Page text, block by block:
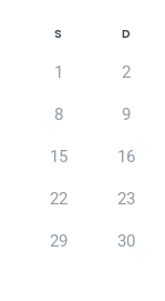
S D
1 2
8 9
15 16
22 23
29 30